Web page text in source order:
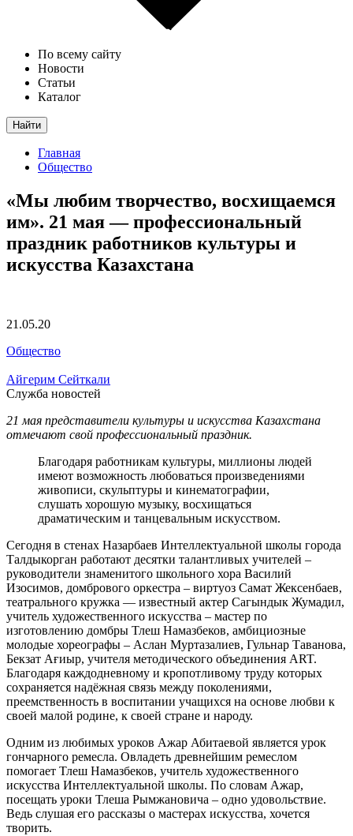
По всему сайту
Новости
Статьи
Каталог
Найти
Главная
Общество
«Мы любим творчество, восхищаемся
им». 21 мая — профессиональный
праздник работников культуры и
искусства Казахстана
21.05.20
Общество
Айгерим Сейткали
Служба новостей
21 мая представители культуры и искусства Казахстана
отмечают свой профессиональный праздник.
Благодаря работникам культуры, миллионы людей
имеют возможность любоваться произведениями
живописи, скульптуры и кинематографии,
слушать хорошую музыку, восхищаться
драматическим и танцевальным искусством.
Сегодня в стенах Назарбаев Интеллектуальной школы города
Талдыкорган работают десятки талантливых учителей –
руководители знаменитого школьного хора Василий
Изосимов, домбрового оркестра – виртуоз Самат Жексенбаев,
театрального кружка — известный актер Сагындык Жумадил,
учитель художественного искусства – мастер по
изготовлению домбры Тлеш Намазбеков, амбициозные
молодые хореографы – Аслан Муртазалиев, Гульнар Таванова,
Бекзат Ағиыр, учителя методического объединения ART.
Благодаря каждодневному и кропотливому труду которых
сохраняется надёжная связь между поколениями,
преемственность в воспитании учащихся на основе любви к
своей малой родине, к своей стране и народу.
Одним из любимых уроков Ажар Абитаевой является урок
гончарного ремесла. Овладеть древнейшим ремеслом
помогает Тлеш Намазбеков, учитель художественного
искусства Интеллектуальной школы. По словам Ажар,
посещать уроки Тлеша Рымжановича – одно удовольствие.
Ведь слушая его рассказы о мастерах искусства, хочется
творить.